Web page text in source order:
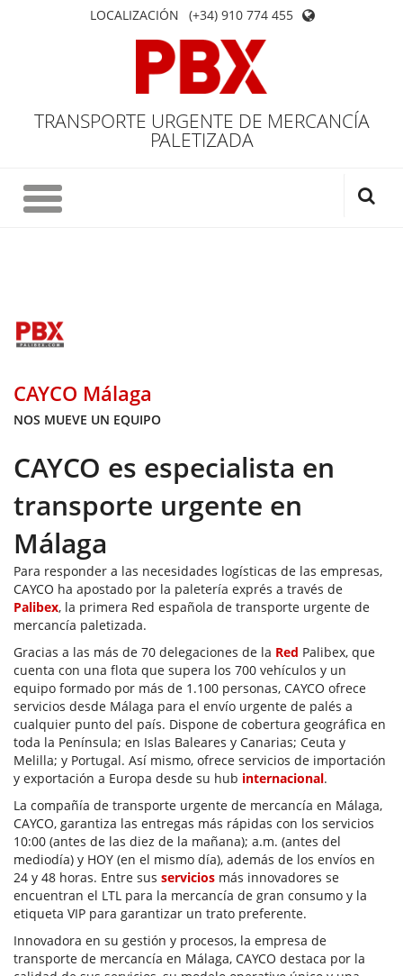
LOCALIZACIÓN (+34) 910 774 455
TRANSPORTE URGENTE DE MERCANCÍA
PALETIZADA
CAYCO Málaga
NOS MUEVE UN EQUIPO
CAYCO es especialista en
transporte urgente en
Málaga
Para responder a las necesidades logísticas de las empresas,
CAYCO ha apostado por la paletería exprés a través de
Palibex, la primera Red española de transporte urgente de
mercancía paletizada.
Gracias a las más de 70 delegaciones de la Red Palibex, que
cuenta con una flota que supera los 700 vehículos y un
equipo formado por más de 1.100 personas, CAYCO ofrece
servicios desde Málaga para el envío urgente de palés a
cualquier punto del país. Dispone de cobertura geográfica en
toda la Península; en Islas Baleares y Canarias; Ceuta y
Melilla; y Portugal. Así mismo, ofrece servicios de importación
y exportación a Europa desde su hub internacional.
La compañía de transporte urgente de mercancía en Málaga,
CAYCO, garantiza las entregas más rápidas con los servicios
10:00 (antes de las diez de la mañana); a.m. (antes del
mediodía) y HOY (en el mismo día), además de los envíos en
24 y 48 horas. Entre sus servicios más innovadores se
encuentran el LTL para la mercancía de gran consumo y la
etiqueta VIP para garantizar un trato preferente.
Innovadora en su gestión y procesos, la empresa de
transporte de mercancía en Málaga, CAYCO destaca por la